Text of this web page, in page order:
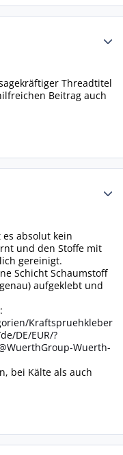
Threadtitel
Beitrag auch
absolut kein
und den Stoffe mit
gereinigt.
Schicht Schaumstoff
aufgeklebt und
Kraftspruehkleber
DE/EUR/?
Wuerth-
bei Kälte als auch